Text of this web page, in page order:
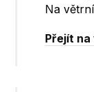
Na
Přejít